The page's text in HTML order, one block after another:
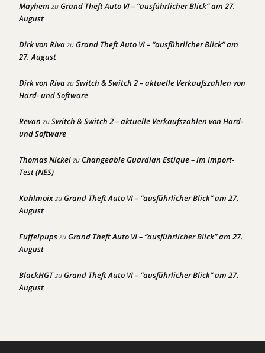
Mayhem zuGrand Theft Auto VI – “ausführlicher Blick” am 27.
August
Dirk von RivazuGrand Theft Auto VI – “ausführlicher Blick” am
27. August
Dirk von RivazuSwitch & Switch 2 – aktuelle Verkaufszahlen von
Hard- und Software
Revan zuSwitch & Switch 2 – aktuelle Verkaufszahlen von Hard-
und Software
Thomas NickelzuChangeable Guardian Estique – im Import-
Test (NES)
KahlmoixzuGrand Theft Auto VI – “ausführlicher Blick” am 27.
August
FuffelpupszuGrand Theft Auto VI – “ausführlicher Blick” am 27.
August
BlackHGTzuGrand Theft Auto VI – “ausführlicher Blick” am 27.
August